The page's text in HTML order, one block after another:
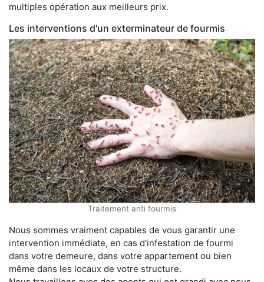
multiples opération aux meilleurs prix.
Les interventions d'un exterminateur de fourmis
Traitement anti fourmis
Nous sommes vraiment capables de vous garantir une
intervention immédiate, en cas d'infestation de fourmi
dans votre demeure, dans votre appartement ou bien
même dans les locaux de votre structure.